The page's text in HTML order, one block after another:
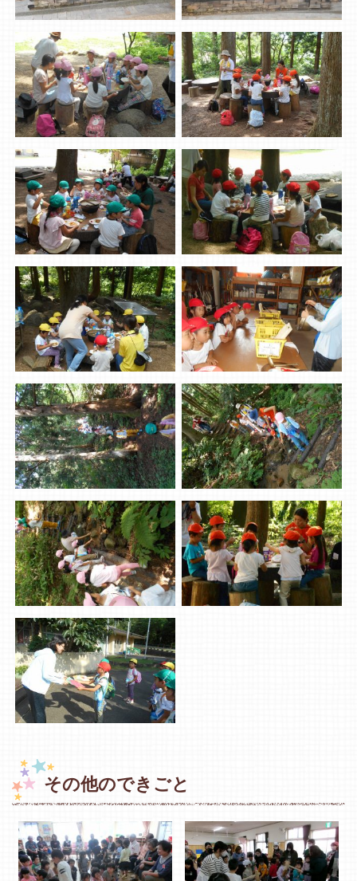
その他のできごと